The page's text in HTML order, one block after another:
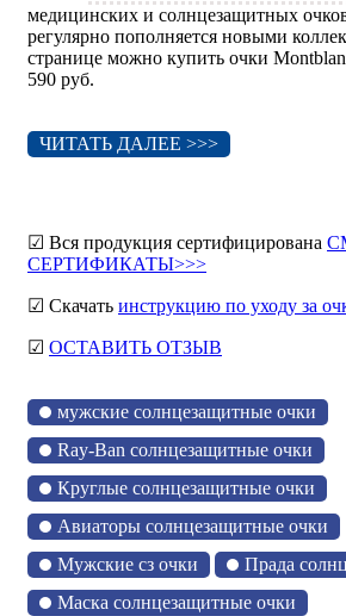
медицинских и солнцезащитных
регулярно пополняется новыми
странице можно купить очки
590 руб.
ЧИТАТЬ ДАЛЕЕ >>>
☑ Вся продукция сертифицирована
СЕРТИФИКАТЫ>>>
☑ Скачать инструкцию по уходу за
☑ ОСТАВИТЬ ОТЗЫВ
мужские солнцезащитные очки
Ray-Ban солнцезащитные очки
Круглые солнцезащитные очки
Авиаторы солнцезащитные очки
Мужские сз очки
Прада
Маска солнцезащитные очки